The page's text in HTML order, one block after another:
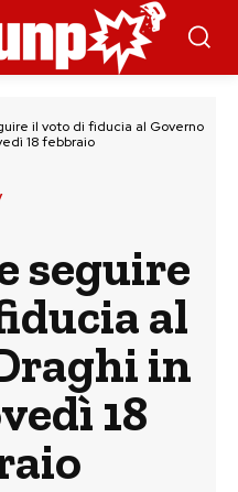
il voto di fiducia al Governo
18 febbraio
seguire
al
in
18